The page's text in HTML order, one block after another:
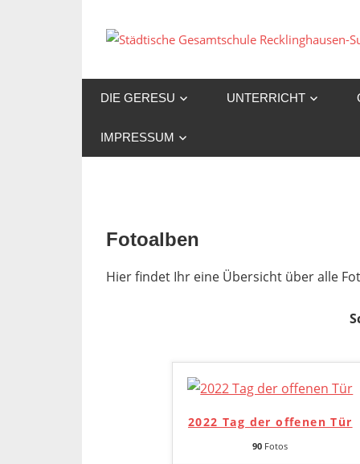
Inhalt
DIE GERESU UNTERRICHT
IMPRESSUM
Fotoalben
Hier findet Ihr eine Übersicht über alle
2022 Tag der offenen Tür
90 Fotos